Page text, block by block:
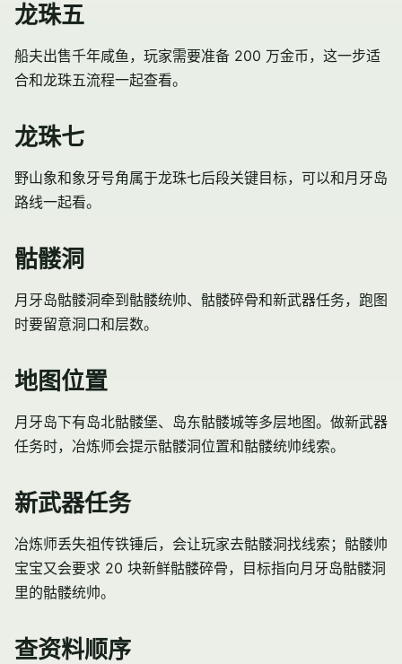
龙珠五
船夫出售千年咸鱼，玩家需要准备 200 万金币，这一步适
合和龙珠五流程一起查看。
龙珠七
野山象和象牙号角属于龙珠七后段关键目标，可以和月牙岛
路线一起看。
骷髅洞
月牙岛骷髅洞牵到 骷髅统帅、骷髅碎骨和新武器任务，跑图
时要留意洞口和层数。
地图位置
月牙岛下有岛北骷髅堡、岛东骷髅城等多层地图。做新武器
任务时，冶炼师会提示骷髅洞位置和骷髅统帅线索。
新武器任务
冶炼师丢失祖传铁锤后，会让玩家去骷髅洞找线索；骷髅帅
宝宝又会要求 20 块新鲜骷髅碎骨，目标指向月牙岛骷髅洞
里的骷髅统帅。
查资料顺序